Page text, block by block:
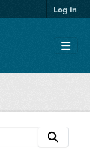
Log in